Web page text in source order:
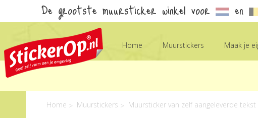
De grootste muursticker winkel voor en
Home Muurstickers Maak je
Home Muurstickers Muursticker van zelf aangeleverde tekst